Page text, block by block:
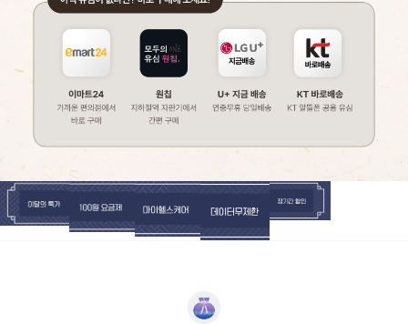
기다림 제로, 개통은 바로! 연휴엔 배송보다 빠른 셀프개통 아직 유심
장기간할인